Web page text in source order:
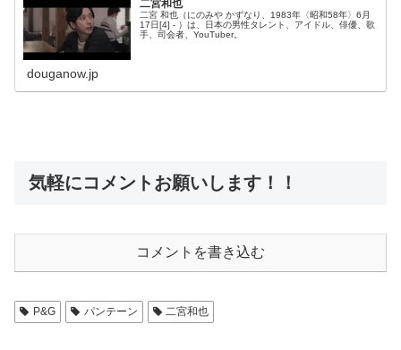
二宮和也
二宮 和也（にのみや かずなり、1983年〈昭和58年〉6月
17日[4] - ）は、日本の男性タレント、アイドル、俳優、歌
手、司会者、YouTuber。
douganow.jp
気軽にコメントお願いします！！
コメントを書き込む
P&G パンテーン 二宮和也